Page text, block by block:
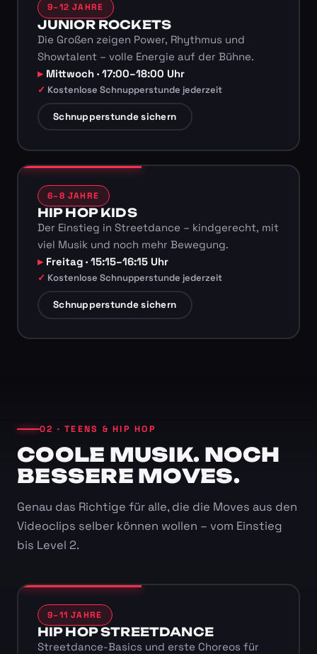
9–12 JAHRE
JUNIOR ROCKETS
Die Großen zeigen Power, Rhythmus und
Showtalent – volle Energie auf der Bühne.
Mittwoch · 17:00–18:00 Uhr
Kostenlose Schnupperstunde jederzeit
Schnupperstunde sichern
6–8 JAHRE
HIP HOP KIDS
Der Einstieg in Streetdance – kindgerecht, mit
viel Musik und noch mehr Bewegung.
Freitag · 15:15–16:15 Uhr
Kostenlose Schnupperstunde jederzeit
Schnupperstunde sichern
02 · TEENS & HIP HOP
COOLE MUSIK. NOCH
BESSERE MOVES.
Genau das Richtige für alle, die die Moves aus den
Videoclips selber können wollen – vom Einstieg
bis Level 2.
9–11 JAHRE
HIP HOP STREETDANCE
Streetdance-Basics und erste Choreos für